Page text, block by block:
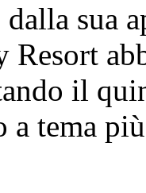
dalla sua
Resort
il
a tema